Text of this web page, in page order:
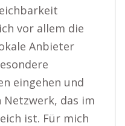
vor allem die
Anbieter
eingehen und
das im
ist. Für mich